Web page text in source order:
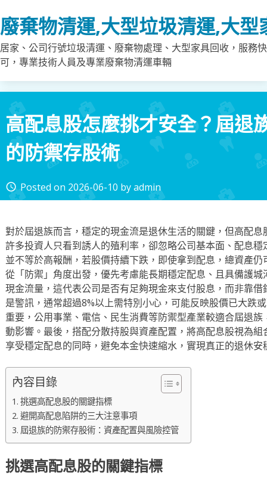
to
content
廢棄物清運,大型垃圾清運,大
居家、公司行號垃圾清運、廢棄物處理、大型家具回收，服務
可，專業技術人員及專業廢棄物清運車輛
高配息股怎麼挑才安全？屆退
的防禦存股術
access_time Posted on 2026-06-10 byadmin
對於屆退族而言，穩定的現金流是退休生活的關鍵，但高配
許多投資人只看到誘人的殖利率，卻忽略公司基本面、配息
並不等於高報酬，若股價持續下跌，即使拿到配息，總資產
從「防禦」角度出發，優先考慮能長期穩定配息、且具備護
現金流量，這代表公司是否有足夠現金來支付股息，而非靠
是警訊，通常超過8%以上需特別小心，可能反映股價已大跌
重要，公用事業、電信、民生消費等防禦型產業較適合屆退
動影響。最後，搭配分散持股與資產配置，將高配息股視為
享受穩定配息的同時，避免本金快速縮水，實現真正的退休安
內容目錄
挑選高配息股的關鍵指標
避開高配息陷阱的三大注意事項
屆退族的防禦存股術：資產配置與風險控管
挑選高配息股的關鍵指標